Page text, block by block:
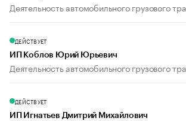
Деятельность автомобильного грузового
ДЕЙСТВУЕТ
ИП Коблов Юрий Юрьевич
Деятельность автомобильного грузового
ДЕЙСТВУЕТ
ИП Игнатьев Дмитрий Михайлович